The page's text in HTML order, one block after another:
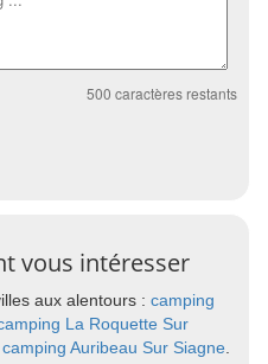
500 caractères restants
vous intéresser
aux alentours : camping
La Roquette Sur
camping Auribeau Sur Siagne